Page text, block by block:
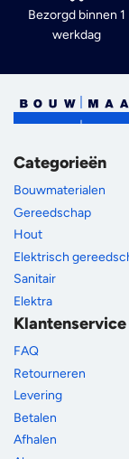
Bezorgd binnen 1
werkdag
Categorieën
Bouwmaterialen
Gereedschap
Hout
Elektrisch
Sanitair
Elektra
Klantenservice
FAQ
Retourneren
Levering
Betalen
Afhalen